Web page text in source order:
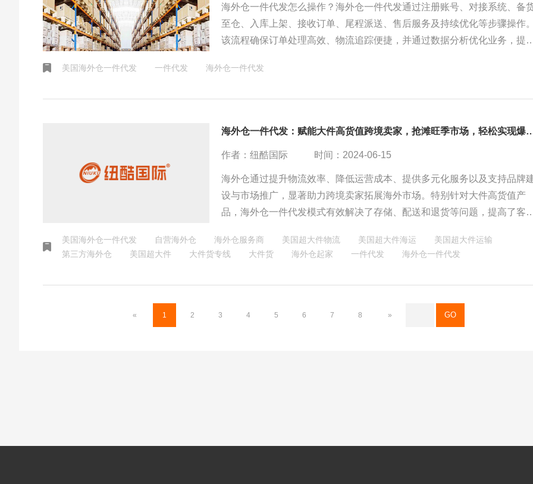
海外仓一件代发怎么操作？海外仓一件代发通过注册账号、对接系统、备
至仓、入库上架、接收订单、尾程派送、售后服务及持续优化等步骤操作。
该流程确保订单处理高效、物流追踪便捷，并通过数据分析优化业务，提
美国海外仓一件代发 一件代发 海外仓一件代发
海外仓一件代发：赋能大件高货值跨境卖家，抢
作者：纽酷国际 时间：2024-06-15
海外仓通过提升物流效率、降低运营成本、提供多元化服务以及支持品牌
设与市场推广，显著助力跨境卖家拓展海外市场。特别针对大件高货值产
品，海外仓一件代发模式有效解决了存储、配送和退货等问题，提高了客
美国海外仓一件代发 自营海外仓 海外仓服务商 美国超大件物流 美国超大件海运
美国超大件运输
第三方海外仓
美国超大件 大件货专线 大件货 海外仓起家 一件代发 海外仓一件代发
« 1 2 3 4 5 6 7 8 »